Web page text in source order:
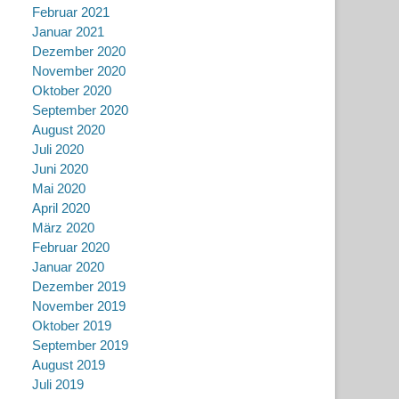
Februar 2021
Januar 2021
Dezember 2020
November 2020
Oktober 2020
September 2020
August 2020
Juli 2020
Juni 2020
Mai 2020
April 2020
März 2020
Februar 2020
Januar 2020
Dezember 2019
November 2019
Oktober 2019
September 2019
August 2019
Juli 2019